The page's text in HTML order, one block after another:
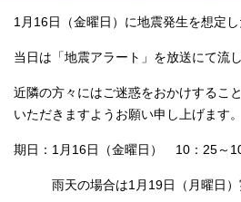
1月16日（金曜日）に地震発生を想定し
当日は「地震アラート」を放送にて流し
近隣の方々にはご迷惑をおかけするこ
いただきますようお願い申し上げます。
期日：1月16日（金曜日） 10：25～
雨天の場合は1月19日（月曜日）